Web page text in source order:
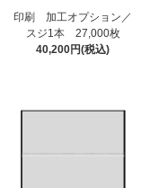
印刷 加工オプション／
スジ1本 27,000枚
40,200円(税込)